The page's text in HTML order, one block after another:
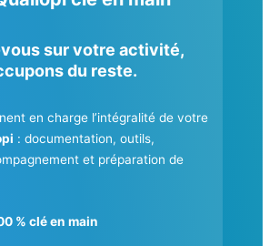
sur votre activité,
du reste.
en charge l’intégralité de votre
: documentation, outils,
et préparation de
% clé en main